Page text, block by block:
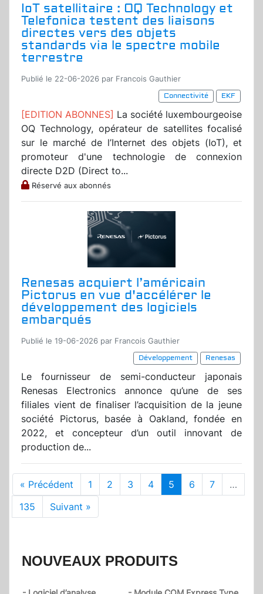
IoT satellitaire : OQ Technology et
Telefonica testent des liaisons
directes vers des objets
standards via le spectre mobile
terrestre
Publié le 22-06-2026 par Francois Gauthier
Connectivité
EKF
[EDITION ABONNES] La société luxembourgeoise
OQ Technology, opérateur de satellites focalisé
sur le marché de l’Internet des objets (IoT), et
promoteur d'une technologie de connexion
directe D2D (Direct to...
Réservé aux abonnés
Renesas acquiert l’américain
Pictorus en vue d'accélérer le
développement des logiciels
embarqués
Publié le 19-06-2026 par Francois Gauthier
Développement
Renesas
Le fournisseur de semi-conducteur japonais
Renesas Electronics annonce qu’une de ses
filiales vient de finaliser l’acquisition de la jeune
société Pictorus, basée à Oakland, fondée en
2022, et concepteur d’un outil innovant de
production de...
« Précédent 1 2 3 4 5 6 7
…
135
Suivant »
NOUVEAUX PRODUITS